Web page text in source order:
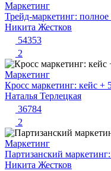
Маркетинг
Трейд-маркетинг:
Никита Жестков
54353
2
Маркетинг
Кросс маркетинг: кейс
Наталья Терлецкая
36784
2
Маркетинг
Партизанский
Никита Жестков